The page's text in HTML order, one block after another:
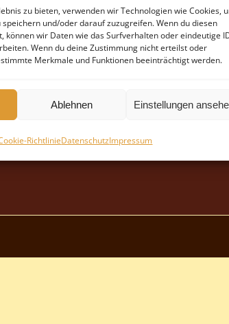
zu bieten, verwenden wir Technologien wie Cookies,
und/oder darauf zuzugreifen. Wenn du diesen
können wir Daten wie das Surfverhalten oder eindeutige
Wenn du deine Zustimmung nicht erteilst oder
Merkmale und Funktionen beeinträchtigt werden.
Ablehnen Einstellungen
RichtlinieDatenschutzImpressum